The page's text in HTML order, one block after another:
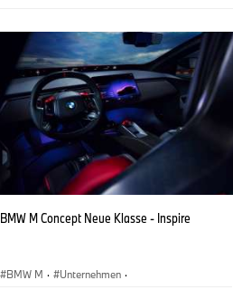
BMW M Concept Neue Klasse - Inspire
BMW M · Unternehmen ·